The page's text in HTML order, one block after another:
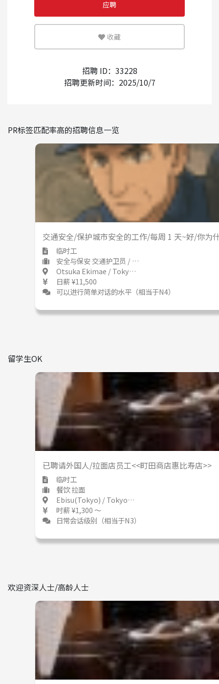
可灵活运用英语或母语的环境
使用日语的频率
多
应聘
收藏
招聘 ID：33228
招聘更新时间：2025/10/7
PR标签匹配率高的招聘信息一览
交通安全/保护城市安全的工作/每周 1 天~好/你为
临时工
安全与保安 交通护卫员 / 保安人员
Otsuka Ekimae / Tokyo 大塚駅前 / 東京都
日薪 ¥11,500
可以进行简单对话的水平（相当于N4）
留学生OK
已聘请外国人/拉面店员工<<町田商店惠比寿店>>
临时工
餐饮 拉面
Ebisu(Tokyo) / Tokyo 恵比寿 / 東京都
时薪 ¥1,300 ～
日常会话级别（相当于N3）
欢迎资深人士/高龄人士